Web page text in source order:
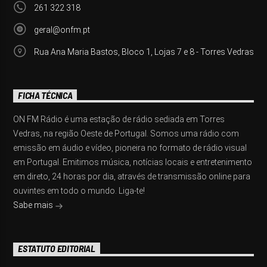
261 322 318
geral@onfm.pt
Rua Ana Maria Bastos, Bloco 1, Lojas 7 e 8 - Torres Vedras
FICHA TÉCNICA
ON FM Rádio é uma estação de rádio sediada em Torres
Vedras, na região Oeste de Portugal. Somos uma rádio com
emissão em áudio e vídeo, pioneira no formato de rádio visual
em Portugal. Emitimos música, notícias locais e entretenimento
em direto, 24 horas por dia, através de transmissão online para
ouvintes em todo o mundo. Liga-te!
Sabe mais
ESTATUTO EDITORIAL